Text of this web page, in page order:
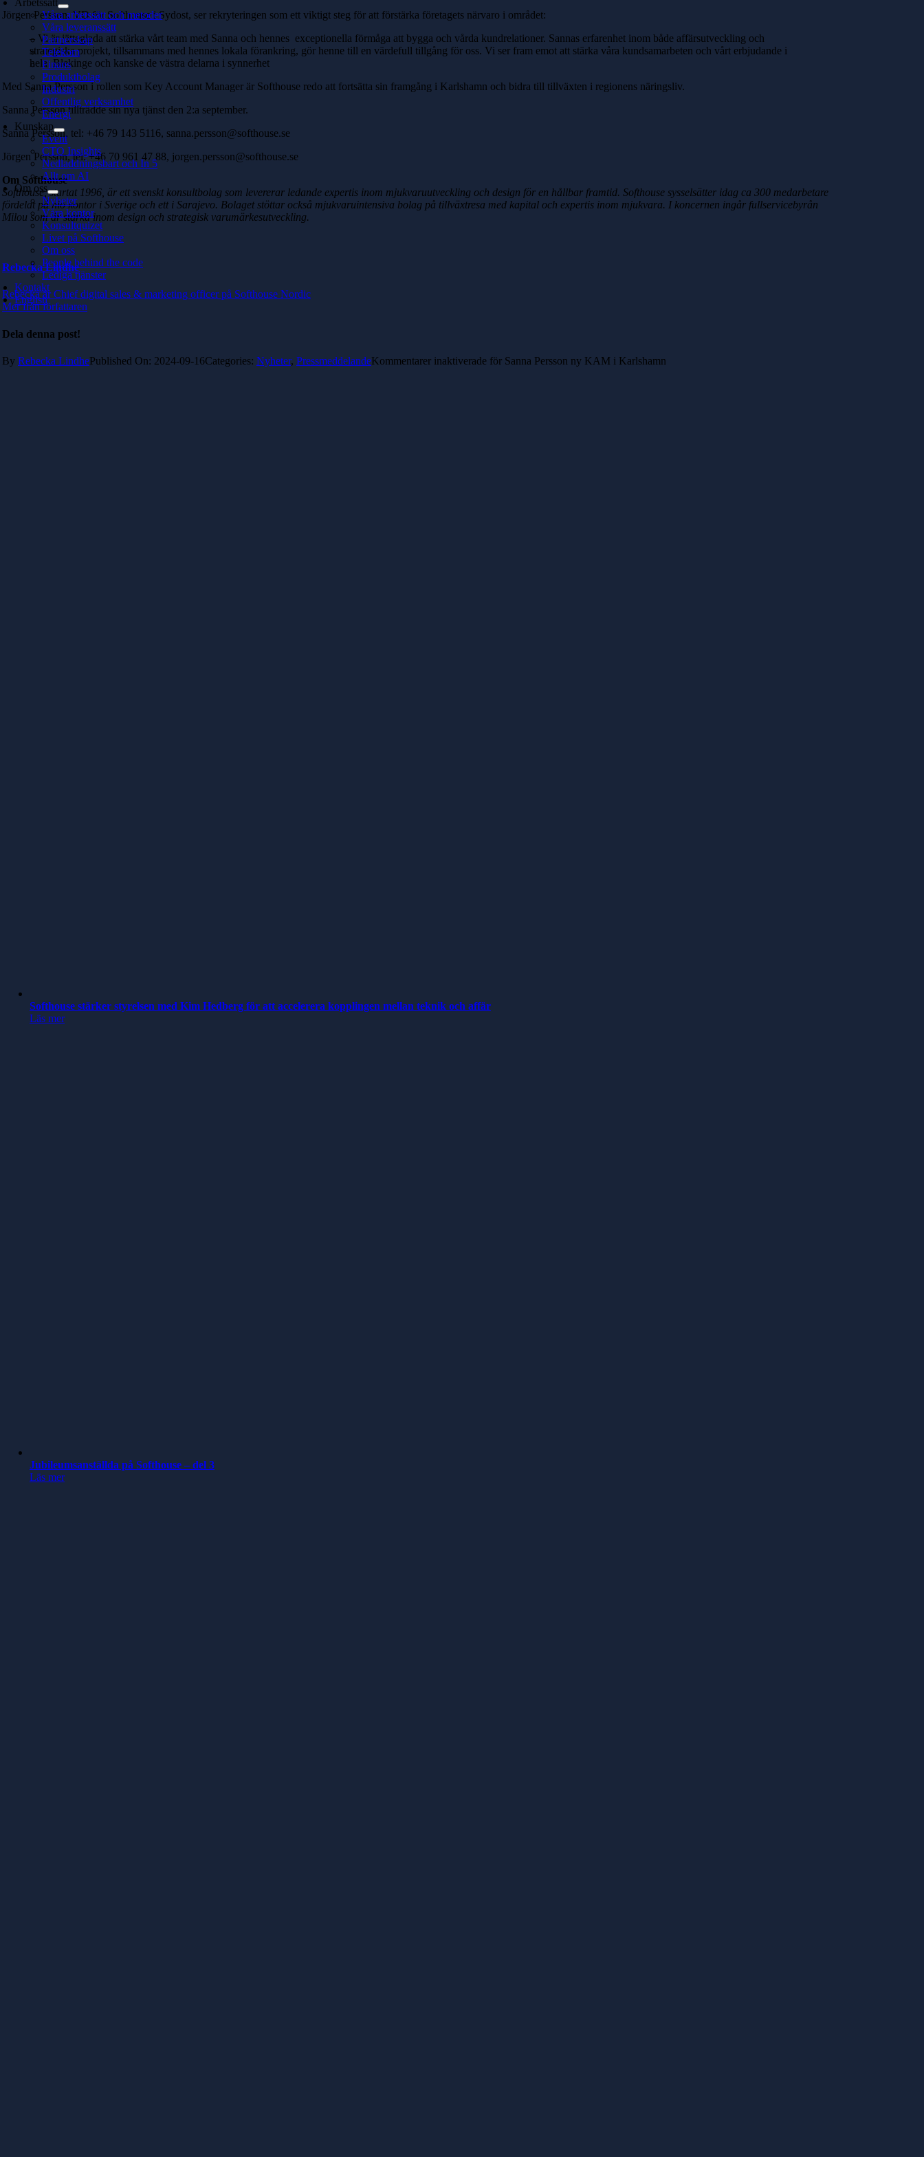
Arbetssätt
Våra arbetssätt och metoder
Våra leveranssätt
Partnerskap
Telekom
Finans
Produktbolag
Industri
Offentlig verksamhet
Energi
Kunskap
Event
CTO Insights
Nedladdningsbart och In 5
Allt om AI
Om oss
Nyheter
Våra kontor
Konsultquizet
Livet på Softhouse
Om oss
People behind the code
Lediga tjänster
Kontakt
English
Jörgen Persson, VD för Softhouse i Sydost, ser rekryteringen som ett viktigt steg för att förstärka företagets närvaro i området:
– Vi är jätteglada att stärka vårt team med Sanna och hennes exceptionella förmåga att bygga och vårda kundrelationer. Sannas erfarenhet inom både affärsutveckling och
strategiska projekt, tillsammans med hennes lokala förankring, gör henne till en värdefull tillgång för oss. Vi ser fram emot att stärka våra kundsamarbeten och vårt erbjudande i
hela Blekinge och kanske de västra delarna i synnerhet
Med Sanna Persson i rollen som Key Account Manager är Softhouse redo att fortsätta sin framgång i Karlshamn och bidra till tillväxten i regionens näringsliv.
Sanna Persson tillträdde sin nya tjänst den 2:a september.
Sanna Persson, tel: +46 79 143 5116, sanna.persson@softhouse.se
Jörgen Persson,tel: +46 70 961 47 88, jorgen.persson@softhouse.se
Om Softhouse
Softhouse, startat 1996, är ett svenskt konsultbolag som levererar ledande expertis inom mjukvaruutveckling och design för en hållbar framtid. Softhouse sysselsätter idag ca 300 medarbetare
fördelat på nio kontor i Sverige och ett i Sarajevo. Bolaget stöttar också mjukvaruintensiva bolag på tillväxtresa med kapital och expertis inom mjukvara. I koncernen ingår fullservicebyrån
Milou som är starka inom design och strategisk varumärkesutveckling.
Rebecka Lindhe
Rebecka är Chief digital sales & marketing officer på Softhouse Nordic
Mer från författaren
Dela denna post!
By Rebecka LindhePublished On: 2024-09-16Categories: Nyheter, PressmeddelandeKommentarer inaktiverade för Sanna Persson ny KAM i Karlshamn
Softhouse stärker styrelsen med Kim Hedberg för att accelerera kopplingen mellan teknik och affär
Läs mer
Jubileumsanställda på Softhouse – del 3
Läs mer